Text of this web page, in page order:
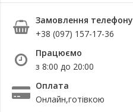
Замовлення телефону
+38 (097) 157-17-36
Працюємо
з 8:00 до 20:00
Оплата
Онлайн,готівкою